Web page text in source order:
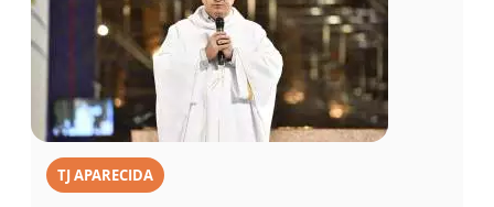
TJ APARECIDA